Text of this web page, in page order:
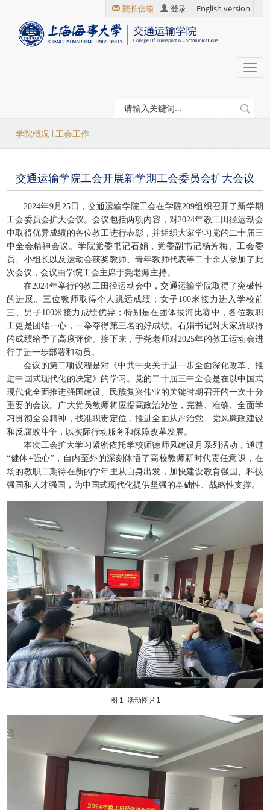
院长信箱 登录 English version
当
前
位
置
学院概况 工会工作
交通运输学院工会开展新学期工会委员会扩大会议
2024年9月25日，交通运输学院工会在学院209组织召开了新学期
工会委员会扩大会议。会议包括两项内容，对2024年教工田径运动会
中取得优异成绩的各位教工进行表彰，并组织大家学习党的二十届三
中全会精神会议。学院党委书记石娟，党委副书记杨芳梅、工会委
员、小组长以及运动会获奖教师、青年教师代表等二十余人参加了此
次会议，会议由学院工会主席于尧老师主持。
在2024年举行的教工田径运动会中，交通运输学院取得了突破性
的进展。三位教师取得个人跳远成绩；女子100米接力进入学校前
三、男子100米接力成绩优异；特别是在团体拔河比赛中，各位教职
工更是团结一心，一举夺得第三名的好成绩。石娟书记对大家所取得
的成绩给予了高度评价。接下来，于尧老师对2025年的教工运动会进
行了进一步部署和动员。
会议的第二项议程是对《中共中央关于进一步全面深化改革、推
进中国式现代化的决定》的学习。党的二十届三中全会是在以中国式
现代化全面推进强国建设、民族复兴伟业的关键时期召开的一次十分
重要的会议。广大党员教师将应提高政治站位，完整、准确、全面学
习贯彻全会精神，找准职责定位，推进全面从严治党、党风廉政建设
和反腐败斗争，以实际行动服务和保障改革发展。
本次工会扩大学习紧密依托学校师德师风建设月系列活动，通过
“健体+强心”，自内至外的深刻体悟了高校教师新时代责任意识，在
场的教职工期待在新的学年里从自身出发，加快建设教育强国、科技
强国和人才强国，为中国式现代化提供坚强的基础性、战略性支撑。
图 1 活动图片1